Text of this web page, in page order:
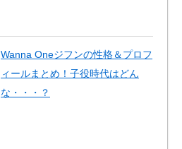
Wanna Oneジフンの性格＆プロフ
ィールまとめ！子役時代はどん
な・・・？